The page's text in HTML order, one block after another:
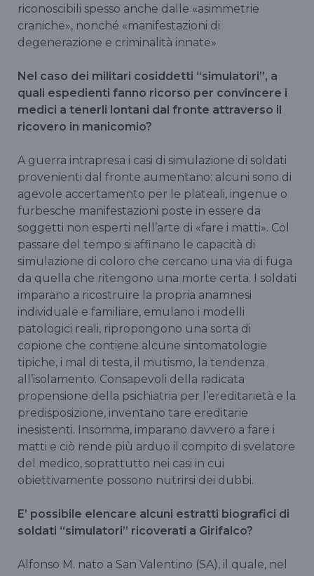
riconoscibili spesso anche dalle «asimmetrie
craniche», nonché «manifestazioni di
degenerazione e criminalità innate»
Nel caso dei militari cosiddetti “simulatori”, a
quali espedienti fanno ricorso per convincere i
medici a tenerli lontani dal fronte attraverso il
ricovero in manicomio?
A guerra intrapresa i casi di simulazione di soldati
provenienti dal fronte aumentano: alcuni sono di
agevole accertamento per le plateali, ingenue o
furbesche manifestazioni poste in essere da
soggetti non esperti nell’arte di «fare i matti». Col
passare del tempo si affinano le capacità di
simulazione di coloro che cercano una via di fuga
da quella che ritengono una morte certa. I soldati
imparano a ricostruire la propria anamnesi
individuale e familiare, emulano i modelli
patologici reali, ripropongono una sorta di
copione che contiene alcune sintomatologie
tipiche, i mal di testa, il mutismo, la tendenza
all’isolamento. Consapevoli della radicata
propensione della psichiatria per l’ereditarietà e la
predisposizione, inventano tare ereditarie
inesistenti. Insomma, imparano davvero a fare i
matti e ciò rende più arduo il compito di svelatore
del medico, soprattutto nei casi in cui
obiettivamente possono nutrirsi dei dubbi.
E’ possibile elencare alcuni estratti biografici di
soldati “simulatori” ricoverati a Girifalco?
Alfonso M. nato a San Valentino (SA), il quale, nel